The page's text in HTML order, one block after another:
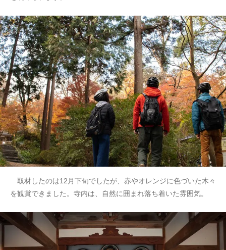
取材したのは12月下旬でしたが、赤やオレンジに色づいた木々
を観賞できました。寺内は、自然に囲まれ落ち着いた雰囲気。